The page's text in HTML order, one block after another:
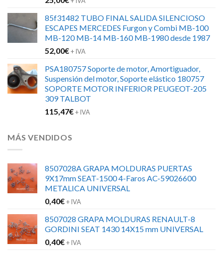
85f31482 TUBO FINAL SALIDA SILENCIOSO
ESCAPES MERCEDES Furgon y Combi MB-100
MB-120 MB-14 MB-160 MB-1980 desde 1987
52,00€+ IVA
PSA180757 Soporte de motor, Amortiguador,
Suspensión del motor, Soporte elástico 180757
SOPORTE MOTOR INFERIOR PEUGEOT-205
309 TALBOT
115,47€+ IVA
MÁS VENDIDOS
8507028A GRAPA MOLDURAS PUERTAS
9X17mm SEAT-1500 4-Faros AC-59026600
METALICA UNIVERSAL
0,40€+ IVA
8507028 GRAPA MOLDURAS RENAULT-8
GORDINI SEAT 1430 14X15 mm UNIVERSAL
0,40€+ IVA